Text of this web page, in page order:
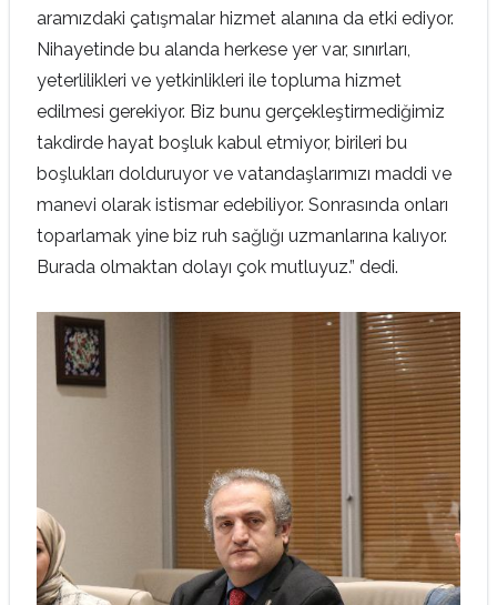
aramızdaki çatışmalar hizmet alanına da etki ediyor.
Nihayetinde bu alanda herkese yer var, sınırları,
yeterlilikleri ve yetkinlikleri ile topluma hizmet
edilmesi gerekiyor. Biz bunu gerçekleştirmediğimiz
takdirde hayat boşluk kabul etmiyor, birileri bu
boşlukları dolduruyor ve vatandaşlarımızı maddi ve
manevi olarak istismar edebiliyor. Sonrasında onları
toparlamak yine biz ruh sağlığı uzmanlarına kalıyor.
Burada olmaktan dolayı çok mutluyuz.” dedi.